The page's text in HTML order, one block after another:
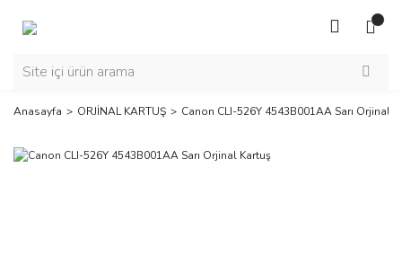
Anasayfa ORJİNAL KARTUŞ Canon CLI-526Y 4543B001AA Sarı Orjinal